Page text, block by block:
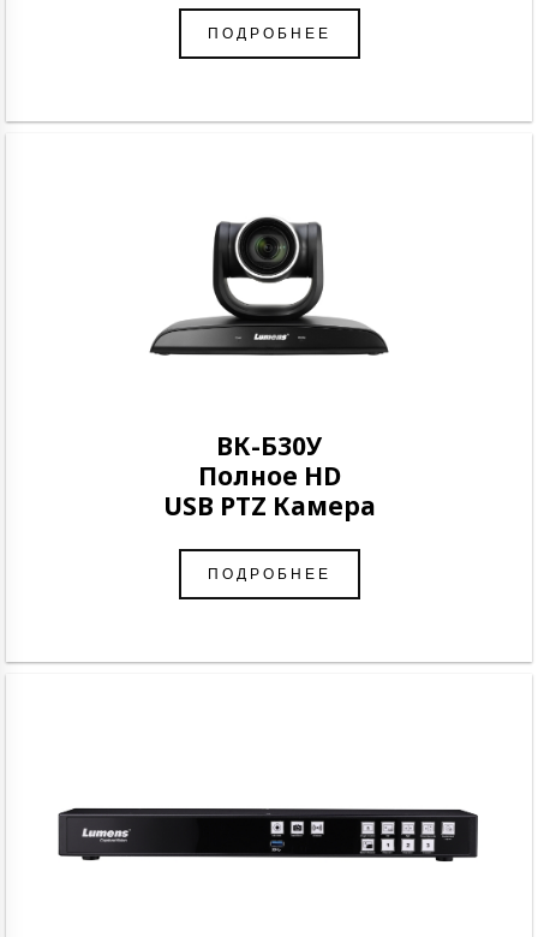
ПОДРОБНЕЕ
ВК-Б30У
Полное HD
USB PTZ Камера
ПОДРОБНЕЕ